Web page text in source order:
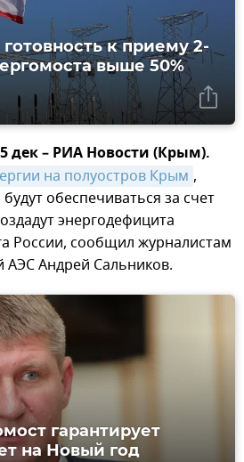
к приему 2-
выше 50%
дек – РИА Новости (Крым).
на полуостров Крым ,
обеспечиваться за счет
энергодефицита
России, сообщил журналистам
АЭС Андрей Сальников.
гарантирует
на Новый год